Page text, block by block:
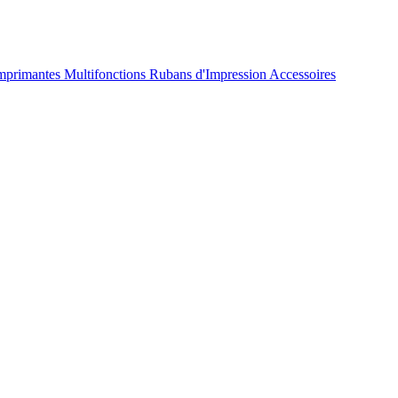
Multifonctions Rubans d'Impression Accessoires